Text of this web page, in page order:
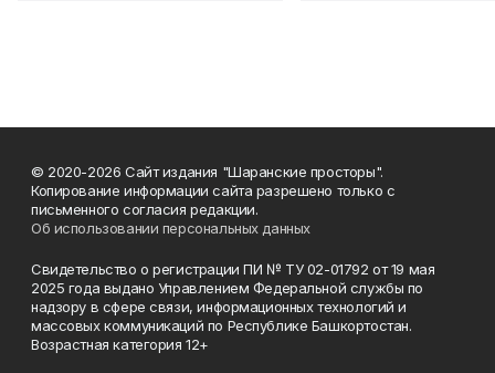
© 2020-2026 Сайт издания "Шаранские просторы".
Копирование информации сайта разрешено только с
письменного согласия редакции.
Об использовании персональных данных
Свидетельство о регистрации ПИ № ТУ 02-01792 от 19 мая
2025 года выдано Управлением Федеральной службы по
надзору в сфере связи, информационных технологий и
массовых коммуникаций по Республике Башкортостан.
Возрастная категория 12+